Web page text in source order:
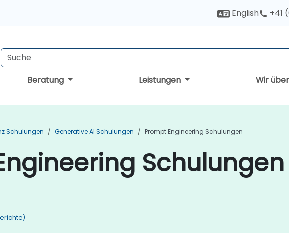
English +41
Beratung Leistungen Wir
Schulungen Generative AI Schulungen Prompt Engineering Schulungen